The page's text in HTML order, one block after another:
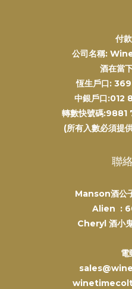
付
公司名稱:
酒在當
恆生戶口:
中銀戶口:012
轉數快號碼
(所有入數必須提
聯
Manson酒公
Alien :
Cheryl 酒小
電